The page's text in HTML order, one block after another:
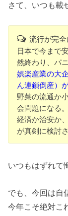
さて、いつも載
流行が完全
日本で今まで
然終わり、パ
娯楽産業の大
ん連鎖倒産）
野菜の流通か
会問題になる。
経済か治安か
が真剣に検討
いつもはずれて
でも、今回は自
今年こそ絶対こ